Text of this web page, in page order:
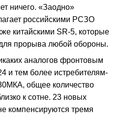
ничего. «Заодно»
российскими РСЗО
китайскими SR-5, которые
прорыва любой обороны.
аналогов фронтовым
и тем более истребителям-
общее количество
к сотне. 23 новых
компенсируются тремя